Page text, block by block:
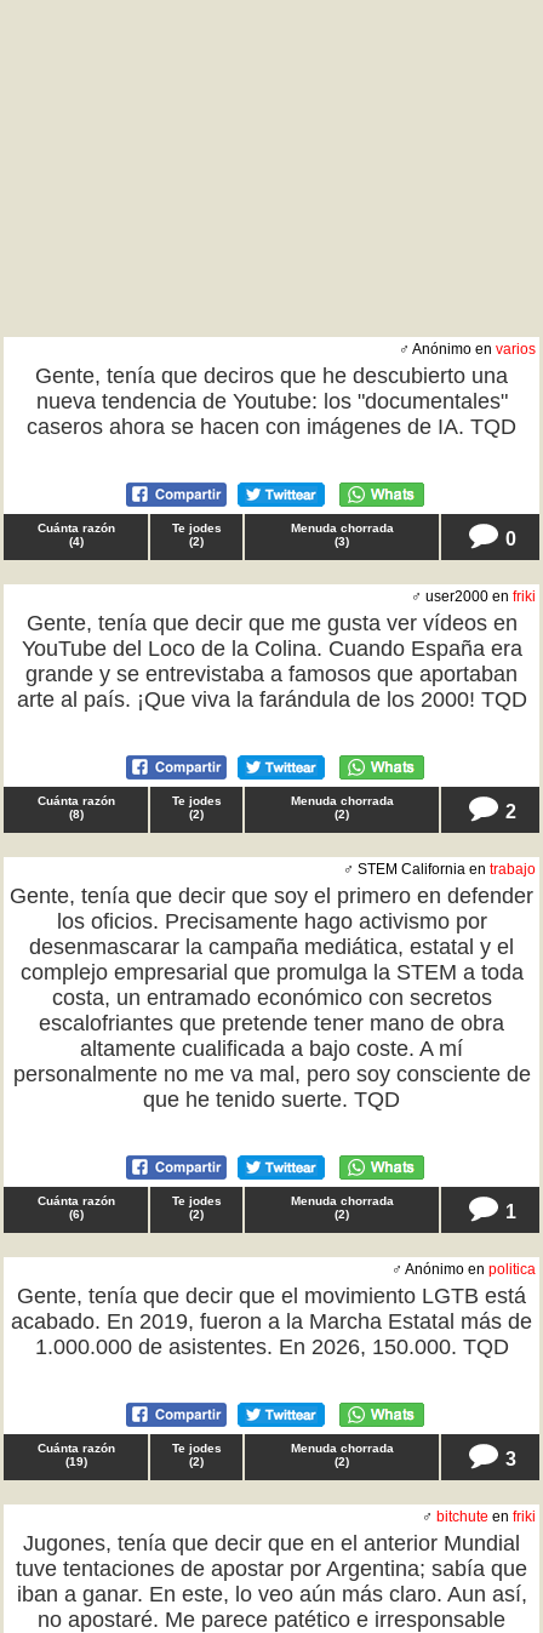
♂ Anónimo en varios
Gente, tenía que deciros que he descubierto una
nueva tendencia de Youtube: los "documentales"
caseros ahora se hacen con imágenes de IA. TQD
Cuánta razón
(4)
Te jodes
(2)
Menuda chorrada
(3) 0
♂ user2000 en friki
Gente, tenía que decir que me gusta ver vídeos en
YouTube del Loco de la Colina. Cuando España era
grande y se entrevistaba a famosos que aportaban
arte al país. ¡Que viva la farándula de los 2000! TQD
Cuánta razón
(8)
Te jodes
(2)
Menuda chorrada
(2) 2
♂ STEM California en trabajo
Gente, tenía que decir que soy el primero en defender
los oficios. Precisamente hago activismo por
desenmascarar la campaña mediática, estatal y el
complejo empresarial que promulga la STEM a toda
costa, un entramado económico con secretos
escalofriantes que pretende tener mano de obra
altamente cualificada a bajo coste. A mí
personalmente no me va mal, pero soy consciente de
que he tenido suerte. TQD
Cuánta razón
(6)
Te jodes
(2)
Menuda chorrada
(2) 1
♂ Anónimo en politica
Gente, tenía que decir que el movimiento LGTB está
acabado. En 2019, fueron a la Marcha Estatal más de
1.000.000 de asistentes. En 2026, 150.000. TQD
Cuánta razón
(19)
Te jodes
(2)
Menuda chorrada
(2) 3
♂ bitchute en friki
Jugones, tenía que decir que en el anterior Mundial
tuve tentaciones de apostar por Argentina; sabía que
iban a ganar. En este, lo veo aún más claro. Aun así,
no apostaré. Me parece patético e irresponsable